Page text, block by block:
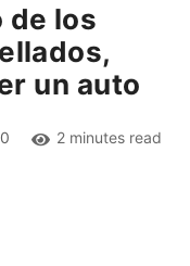
de los
un auto
0 2 minutes read